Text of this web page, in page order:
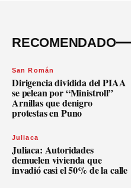
RECOMENDADO
San Román
Dirigencia dividida del PIAA
se pelean por “Ministroll”
Arnillas que denigro
protestas en Puno
Juliaca
Juliaca: Autoridades
demuelen vivienda que
invadió casi el 50% de la calle